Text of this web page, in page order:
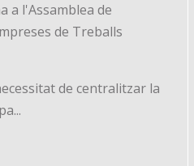
a l'Assamblea de
de Treballs
de centralitzar la